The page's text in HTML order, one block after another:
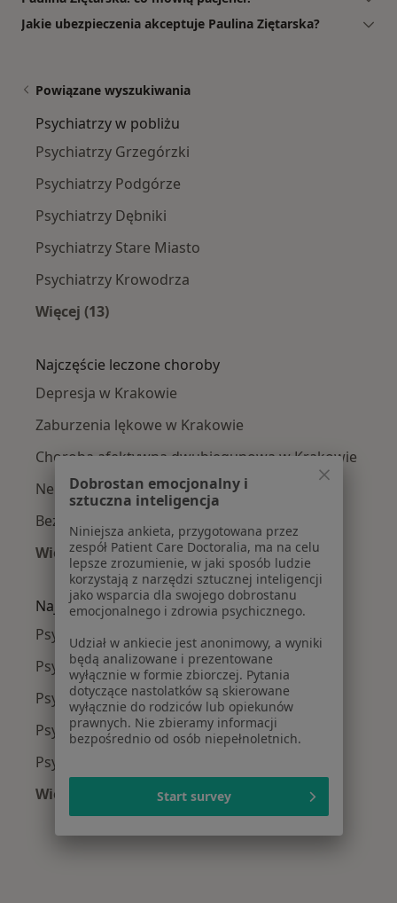
Jakie ubezpieczenia akceptuje Paulina Ziętarska?
Powiązane wyszukiwania
Psychiatrzy w pobliżu
Psychiatrzy Grzegórzki
Psychiatrzy Podgórze
Psychiatrzy Dębniki
Psychiatrzy Stare Miasto
Psychiatrzy Krowodrza
Więcej (13)
Najczęście leczone choroby
Depresja w Krakowie
Zaburzenia lękowe w Krakowie
Choroba afektywna dwubiegunowa w Krakowie
Nerwica w Krakowie
Bezsenność w Krakowie
Więcej (15)
Więcej w kategorii: Najczęście leczone
Najpopularniejsze ubezpieczenia
Psychiatrzy z Allianz w Krakowie
Psychiatrzy z Signal Iduna w Krakowie
Psychiatrzy z JP MEDICA w Krakowie
Psychiatrzy z TU Zdrowie w Krakowie
Psychiatrzy z Świat Zdrowia w Krakowie
Więcej (7)
Więcej w kategorii: Najpopularniejsze
Dobrostan emocjonalny i
sztuczna inteligencja
Niniejsza ankieta, przygotowana przez
zespół Patient Care Doctoralia, ma na celu
lepsze zrozumienie, w jaki sposób ludzie
korzystają z narzędzi sztucznej inteligencji
jako wsparcia dla swojego dobrostanu
emocjonalnego i zdrowia psychicznego.
Udział w ankiecie jest anonimowy, a wyniki
będą analizowane i prezentowane
wyłącznie w formie zbiorczej. Pytania
dotyczące nastolatków są skierowane
wyłącznie do rodziców lub opiekunów
prawnych. Nie zbieramy informacji
bezpośrednio od osób niepełnoletnich.
Start survey